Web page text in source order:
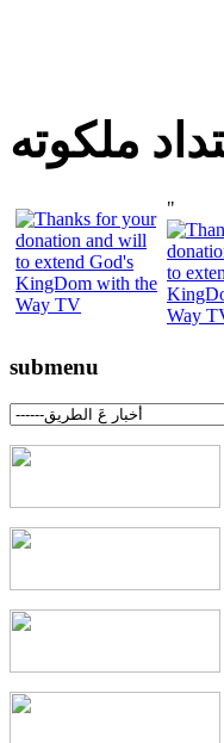
ملكوته
"
submenu